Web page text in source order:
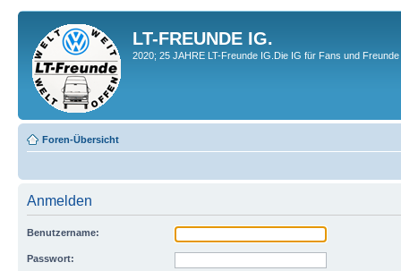
LT-FREUNDE IG.
2020; 25 JAHRE LT-Freunde IG.Die IG für Fans und
Foren-Übersicht
Anmelden
Benutzername:
Passwort: